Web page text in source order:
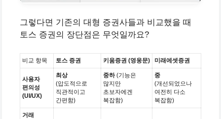
그렇다면 기존의 대형 증권사들과 비교했을 때
토스 증권의 장단점은 무엇일까요?
비교 항목 토스 증권 키움증권 (영웅문) 미래에셋증권
사용자
편의성
(UI/UX)
최상
(압도적으로
직관적이고
간편함)
중하(기능은
많지만
초보자에겐
복잡함)
중
(개선되었으나
여전히 다소
복잡함)
거래